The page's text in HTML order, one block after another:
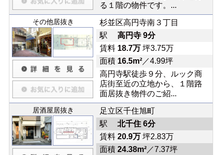
る１階の物件です。...
その他居抜き
杉並区高円寺南３丁目
駅 高円寺 9分
賃料 18.7万坪3.75万
面積 16.5m²／4.99坪
高円寺駅徒歩９分、ルック商
店街至近の立地から、１階路
面居抜き物件のご紹...
居酒屋居抜き
足立区千住旭町
駅 北千住 6分
賃料 20.9万坪2.83万
面積 24.38m²／7.37坪